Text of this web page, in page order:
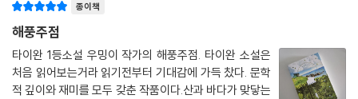
타이완에 정착한 퇴역 군인, 여행 중 우연히 닿은 해풍촌에 마음을 빼앗겨
첫 발령지로 해풍 초등학교를 선택한 교사, 환경 연구차 해풍촌에 체류 중
인 대학원생……. 그리고 이 중심에 수쯔의 가게 ‘해풍주점’이 있다. 수쯔는
자신이 예전의 그 소녀임을 숨긴 채, 마을 사람들이 싸울 힘을 잃지 않고 계
속 뭉칠 수 있도록 해풍주점을 아지트처럼 내어주며 투누흐를 돕는다.
종이책
해풍주점
타이완 1등소설 우밍이 작가의 해풍주점. 타이완 소설은
처음 읽어보는거라 읽기전부터 기대감에 가득 찼다. 문학
적 깊이와 재미를 모두 갖춘 작품이다.산과 바다가 맞닿는